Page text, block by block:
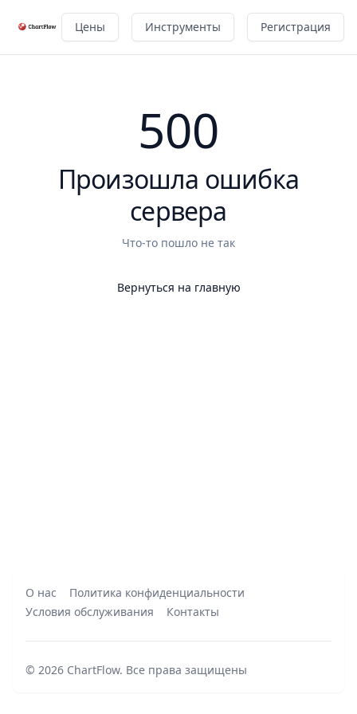
Цены Инструменты Регистрация
500
Произошла ошибка
сервера
Что-то пошло не так
Вернуться на главную
О нас
Политика конфиденциальности
Условия обслуживания
Контакты
© 2026 ChartFlow. Все права защищены